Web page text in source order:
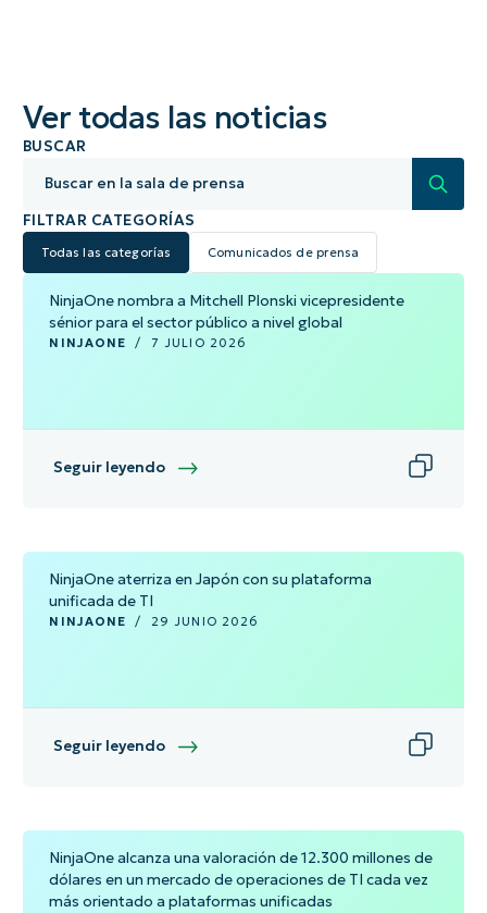
Ver todas las noticias
FILTRAR CATEGORÍAS
Comunicados de prensa
Todas las categorías
BUSCAR
NinjaOne nombra a Mitchell Plonski vicepresidente
sénior para el sector público a nivel global
NINJAONE / 7 JULIO 2026
Seguir leyendo
NinjaOne aterriza en Japón con su plataforma
unificada de TI
NINJAONE / 29 JUNIO 2026
Seguir leyendo
NinjaOne alcanza una valoración de 12.300 millones de
dólares en un mercado de operaciones de TI cada vez
más orientado a plataformas unificadas